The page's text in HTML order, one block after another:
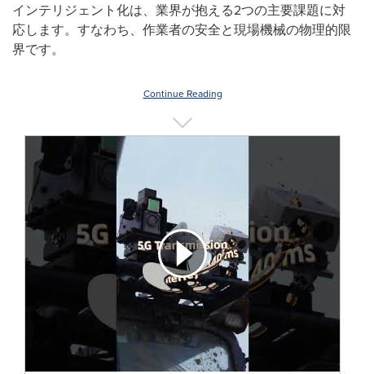
インテリジェント化は、業界が抱える2つの主要課題に対
応します。すなわち、作業者の安全と現場機械の物理的限
界です。
Continue Reading